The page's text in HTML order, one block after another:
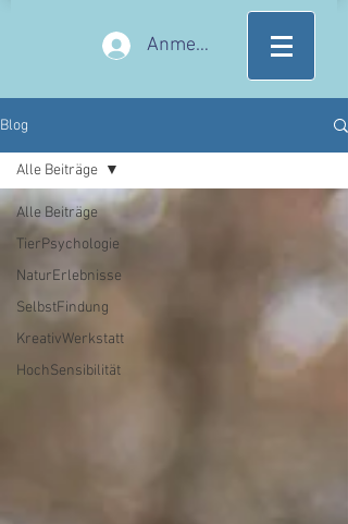
Anmelden
Blog
Alle Beiträge
TierPsychologie
NaturErlebnisse
SelbstFindung
KreativWerkstatt
HochSensibilität
Alle Beiträge